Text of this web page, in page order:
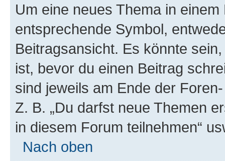
Um eine neues Thema in
entsprechende Symbol,
Beitragsansicht. Es könnte
ist, bevor du einen Beitrag
sind jeweils am Ende der
Z. B. „Du darfst neue Themen
in diesem Forum teilnehmen“
Nach oben